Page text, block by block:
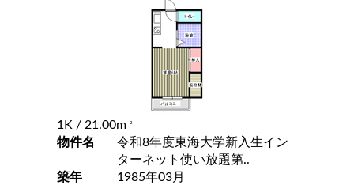
1K / 21.00m 2
物件名
令和8年度東海大学新入生イン
ターネット使い放題第..
築年
1985年03月